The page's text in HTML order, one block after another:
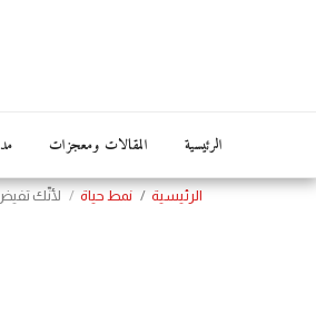
الرئيسية المقالات ومعجزات
الرئيسية نمط حياة لأنّك